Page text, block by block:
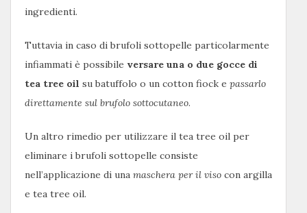
ingredienti.
Tuttavia in caso di brufoli sottopelle particolarmente
infiammati è possibile versare una o due gocce di
tea tree oil su batuffolo o un cotton fiock e passarlo
direttamente sul brufolo sottocutaneo.
Un altro rimedio per utilizzare il tea tree oil per
eliminare i brufoli sottopelle consiste
nell’applicazione di una maschera per il viso con argilla
e tea tree oil.